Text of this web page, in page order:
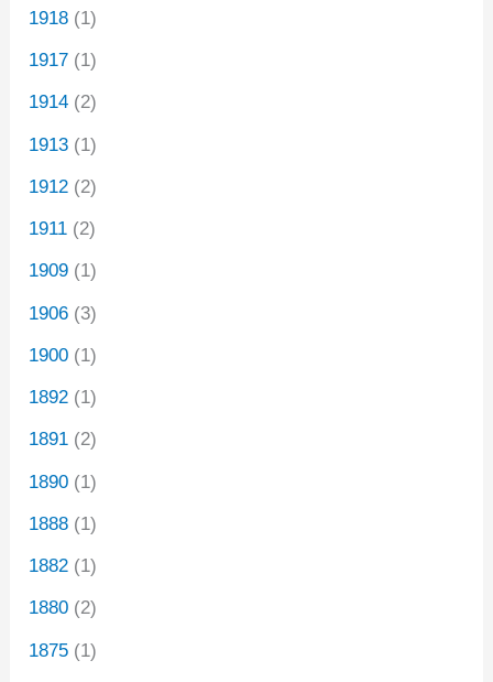
1918 (1)
1917 (1)
1914 (2)
1913 (1)
1912 (2)
1911 (2)
1909 (1)
1906 (3)
1900 (1)
1892 (1)
1891 (2)
1890 (1)
1888 (1)
1882 (1)
1880 (2)
1875 (1)